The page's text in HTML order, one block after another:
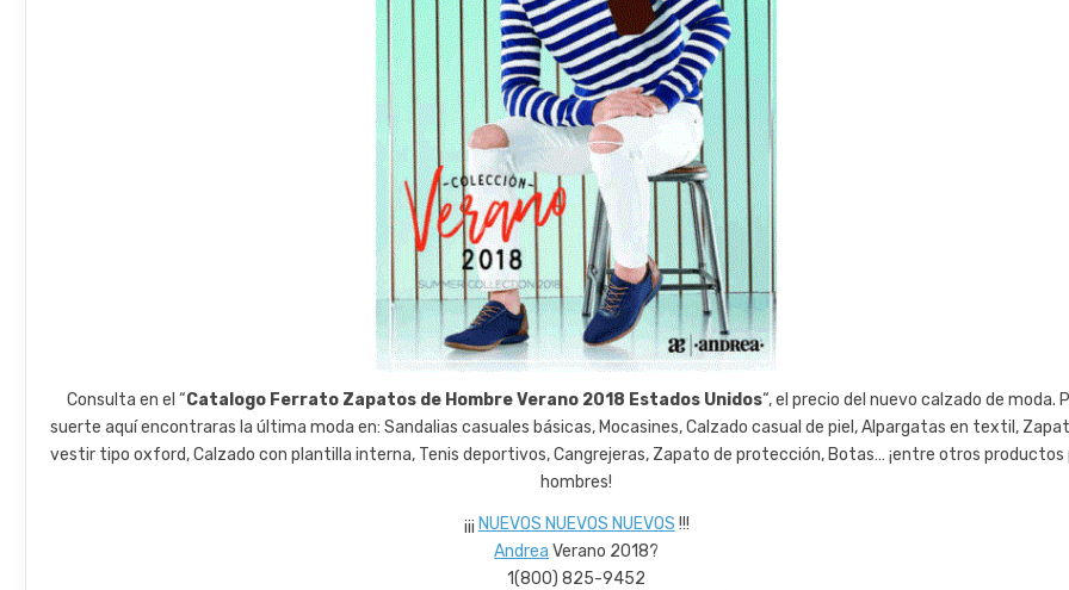
Consulta en el “Catalogo Ferrato Zapatos de Hombre Verano 2018 Estados Unidos“, el precio del nuevo calzado de moda.
suerte aquí encontraras la última moda en: Sandalias casuales básicas, Mocasines, Calzado casual de piel, Alpargatas en textil,
vestir tipo oxford, Calzado con plantilla interna, Tenis deportivos, Cangrejeras, Zapato de protección, Botas… ¡entre otros productos
hombres!
¡¡¡ NUEVOS NUEVOS NUEVOS !!!
Andrea Verano 2018?
1(800) 825-9452